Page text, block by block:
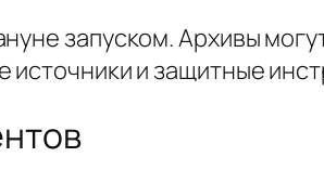
запуском. Архивы
и защитные